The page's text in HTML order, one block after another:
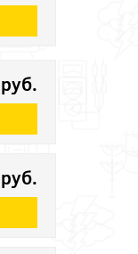
руб.
руб.